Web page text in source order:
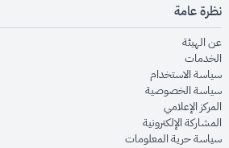
نظرة عامة
عن الهيئةopens in new window
الخدماتopens in new window
سياسة الاستخدام
سياسة الخصوصيةopens in new window
المركز الإعلاميopens in new window
المشاركة الإلكترونيةopens in new window
سياسة حرية المعلوماتopens in new window